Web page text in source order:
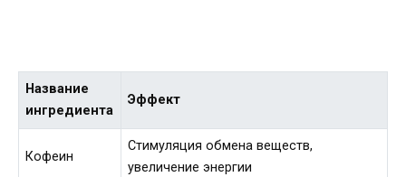
Название
ингредиента
Эффект
Кофеин
Стимуляция обмена веществ,
увеличение энергии